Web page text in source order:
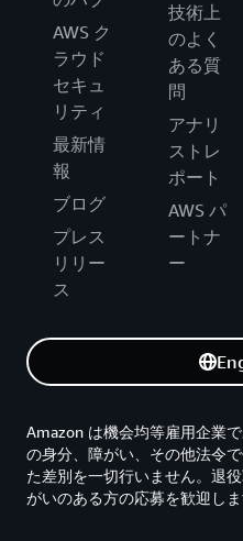
AWS ク
ラウド
セキュ
リティ
最新情
報
ブログ
プレス
リリー
ス
技術上
のよく
ある質
問
アナリ
ストレ
ポート
AWS パ
ートナ
ー
Amazon は機会均等雇用企業
の身分、障がい、その他法令
た差別を一切行いません。退
がいのある方の応募を歓迎しま